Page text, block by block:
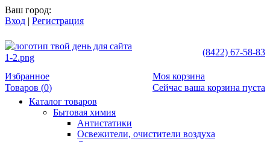
Ваш город:
Вход | Регистрация
(8422) 67-58-83
Избранное
Товаров (0)
Моя корзина
Сейчас ваша корзина пуста
Каталог товаров
Бытовая химия
Антистатики
Освежители, очистители воздуха